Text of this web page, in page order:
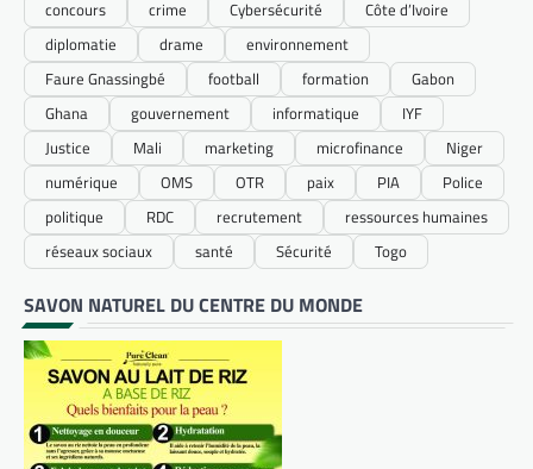
concours
crime Cybersécurité
Côte d’Ivoire
diplomatie
drame
environnement
Faure Gnassingbé
football formation
Gabon
Ghana
gouvernement informatique
IYF
Justice
Mali marketing microfinance
Niger
numérique
OMS OTR paix PIA
Police
politique
RDC recrutement
ressources humaines
réseaux sociaux
santé Sécurité Togo
SAVON NATUREL DU CENTRE DU MONDE